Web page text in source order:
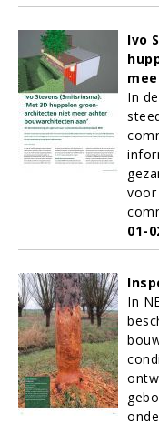
Ivo
In
voor
01-
In